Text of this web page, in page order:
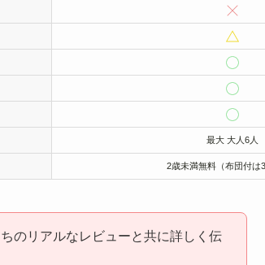
最大 大人6人
2歳未満無料（布団付は
のリアルなレビューと共に詳しく伝